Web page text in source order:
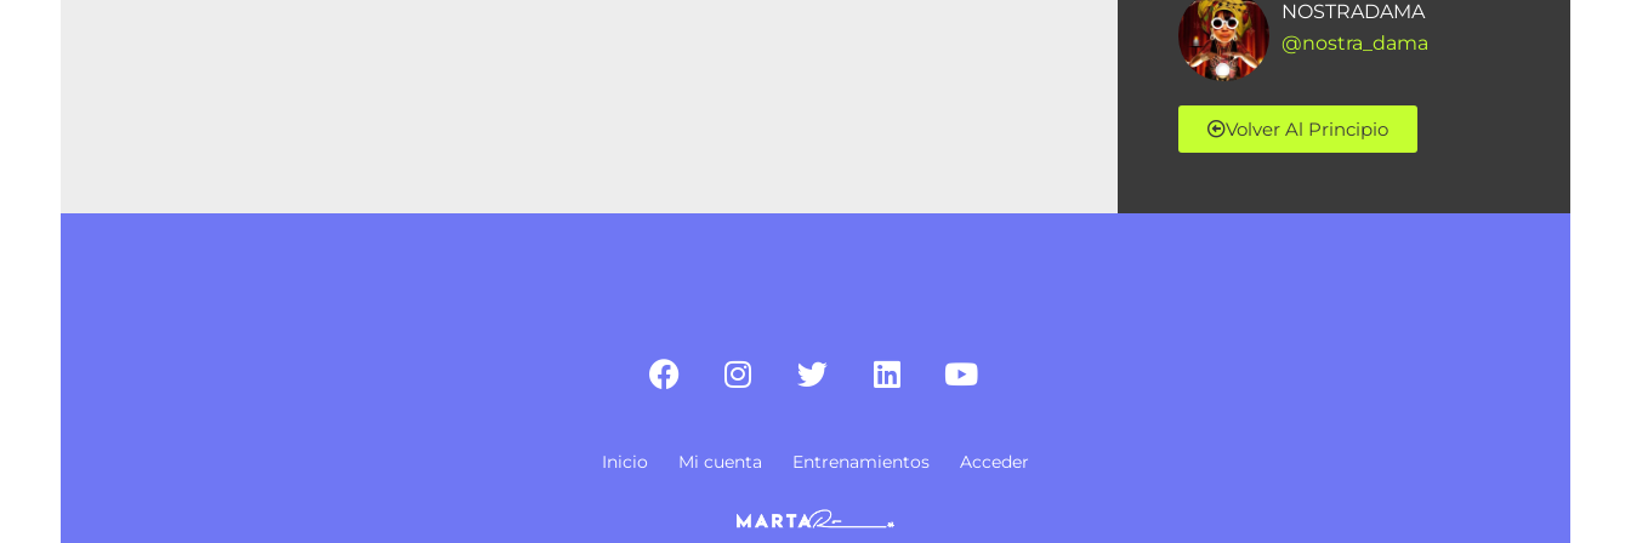
NOSTRADAMA
@nostra_dama
Volver Al Principio
Inicio Mi cuenta Entrenamientos Acceder